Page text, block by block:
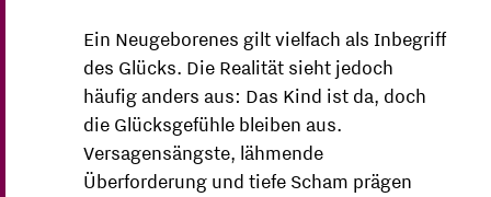
Ein Neugeborenes gilt vielfach als Inbegriff
des Glücks. Die Realität sieht jedoch
häufig anders aus: Das Kind ist da, doch
die Glücksgefühle bleiben aus.
Versagensängste, lähmende
Überforderung und tiefe Scham prägen